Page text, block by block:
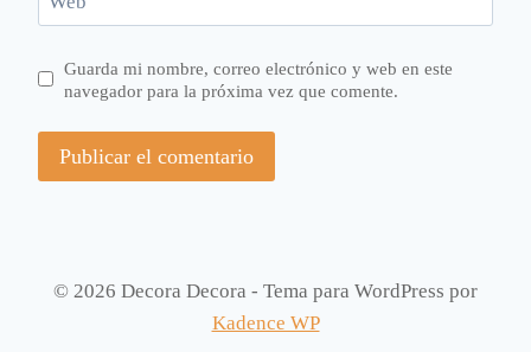
Guarda mi nombre, correo electrónico y web en este
navegador para la próxima vez que comente.
© 2026 Decora Decora - Tema para WordPress por
Kadence WP